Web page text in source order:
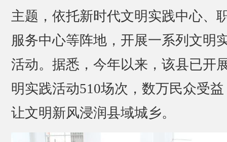
主题，依托新时代文明实践中心、
服务中心等阵地，开展一系列文明
活动。据悉，今年以来，该县已开
明实践活动510场次，数万民众受益
让文明新风浸润县域城乡。